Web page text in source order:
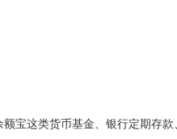
宝这类货币基金、银行定期存款